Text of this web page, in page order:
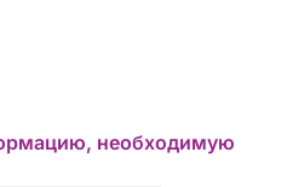
необходимую